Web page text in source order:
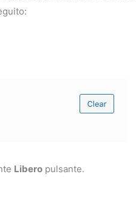
Libero pulsante.